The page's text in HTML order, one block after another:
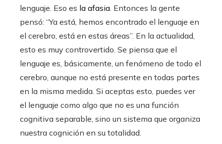
lenguaje. Eso es la afasia. Entonces la gente
pensó: “Ya está, hemos encontrado el lenguaje en
el cerebro, está en estas áreas”. En la actualidad,
esto es muy controvertido. Se piensa que el
lenguaje es, básicamente, un fenómeno de todo el
cerebro, aunque no está presente en todas partes
en la misma medida. Si aceptas esto, puedes ver
el lenguaje como algo que no es una función
cognitiva separable, sino un sistema que organiza
nuestra cognición en su totalidad.